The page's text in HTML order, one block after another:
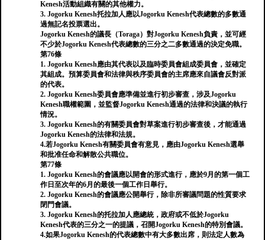
Kenesh活動組織有關的其他權力。
3. Jogorku Kenesh托拉加人應以Jogorku Kenesh代表總數的多數通
過無記名投票選出。
Jogorku Kenesh的議長（Toraga）對Jogorku Kenesh負責，並可經
不少於Jogorku Kenesh代表總數的三分之二多數通過的決定免職。
第76條
1. Jogorku Kenesh應由其代表以及臨時委員會組成委員會，並確定
其組成。預算委員會和法律與秩序委員會的主席應來自議會反對派
的代表。
2. Jogorku Kenesh委員會應準備並進行初步審查，涉及Jogorku
Kenesh職權範圍，並監督Jogorku Kenesh通過的法律和決議的執行
情況。
3. Jogorku Kenesh的有關委員會對草案進行初步審查後，才能通過
Jogorku Kenesh的法律和法規。
4.若Jogorku Kenesh有關委員會有意見，應由Jogorku Kenesh選舉
和批准任命和解散公共職位。
第77條
1. Jogorku Kenesh的會議應以開會的形式進行，應於9月的第一個工
作日至次年的6月的最後一個工作日舉行。
2. Jogorku Kenesh的會議應公開舉行，除非所審議問題的性質要求
閉門會議。
3. Jogorku Kenesh的托拉加人應總統，政府或不低於Jogorku
Kenesh代表的三分之一的提議，召開Jogorku Kenesh的特別會議。
4.如果Jogorku Kenesh的代表總數中有大多數出席，則法定人數為